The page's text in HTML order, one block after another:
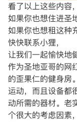
看了以上这些内容
如果你也想住进圣
如果你也想租这种
快快联系小狸，
让我们一起愉快地
作为圣地亚哥的网
的歪果仁的健身房
运动，而且设备都
动所需的器材。老
个很大的考虑因素